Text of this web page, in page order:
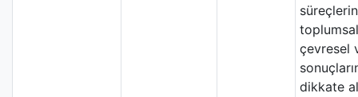
çevresel
dikkate